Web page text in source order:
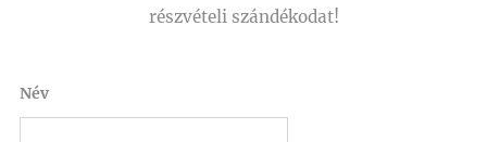
részvételi szándékodat!
Név